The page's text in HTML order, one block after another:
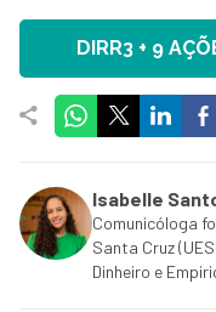
DIRR3 + 9
Isabelle
Comunicóloga
Santa Cruz
Dinheiro e